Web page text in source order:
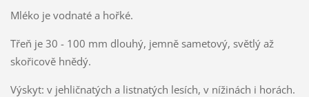
Mléko je vodnaté a hořké.
Třeň je 30 - 100 mm dlouhý, jemně sametový, světlý až
skořicově hnědý.
Výskyt: v jehličnatých a listnatých lesích, v nížinách i horách.